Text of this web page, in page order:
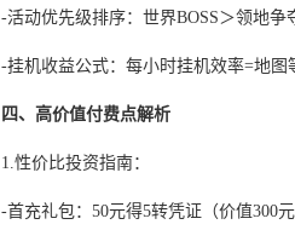
-活动优先级排序：世界BOSS＞领地
-挂机收益公式：每小时挂机效率=地图
四、高价值付费点解析
1.性价比投资指南：
-首充礼包：50元得5转凭证（价值300元